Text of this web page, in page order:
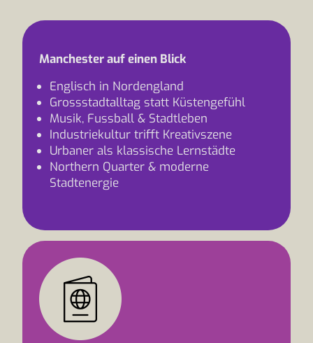
Manchester auf einen Blick
Englisch in Nordengland
Grossstadtalltag statt Küstengefühl
Musik, Fussball & Stadtleben
Industriekultur trifft Kreativszene
Urbaner als klassische Lernstädte
Northern Quarter & moderne
Stadtenergie